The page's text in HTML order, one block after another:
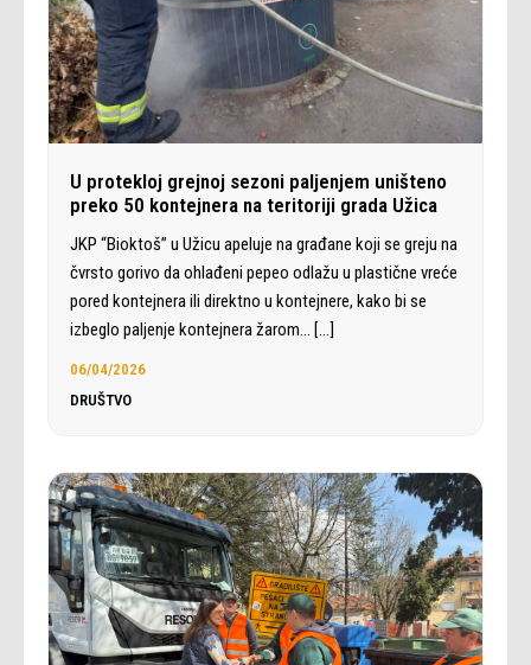
U protekloj grejnoj sezoni paljenjem uništeno
preko 50 kontejnera na teritoriji grada Užica
JKP “Bioktoš” u Užicu apeluje na građane koji se greju na
čvrsto gorivo da ohlađeni pepeo odlažu u plastične vreće
pored kontejnera ili direktno u kontejnere, kako bi se
izbeglo paljenje kontejnera žarom…
[…]
06/04/2026
DRUŠTVO